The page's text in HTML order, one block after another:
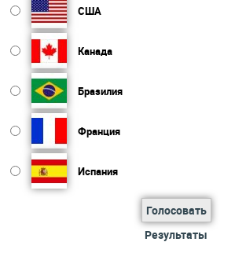
США
Канада
Бразилия
Франция
Испания
Голосовать
Результаты